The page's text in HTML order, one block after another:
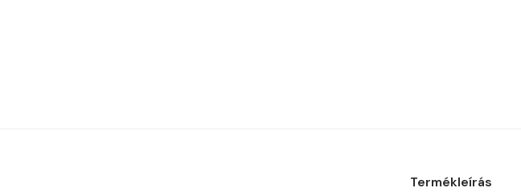
Termékleírás